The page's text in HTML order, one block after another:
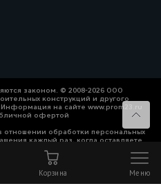
законом. © 2008-2026 ООО
конструкций и другого
на сайте www.prom23.ru
офертой
отношении обработки персональных
каждый раз, когда оставляете
связи на сайте prom23.ru и его
Корзина Меню